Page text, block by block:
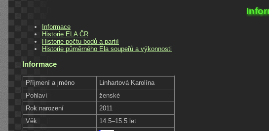
Informace
Historie ELA ČR
Historie počtu bodů a partií
Historie půměrného Ela soupeřů a výkonnosti
Informace
Příjmení a jméno
Linhartová Karolína
Pohlaví
ženské
Rok narození
2011
Věk
14.5–15.5 let